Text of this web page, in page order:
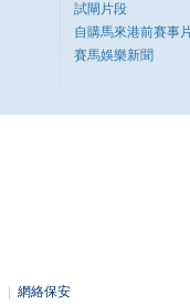
試閘片段
自購馬來港前賽事
賽馬娛樂新聞
網絡保安